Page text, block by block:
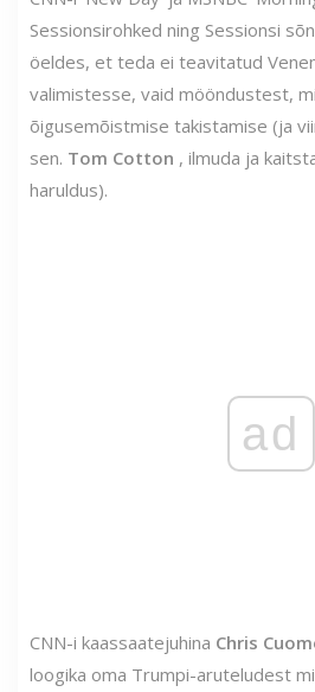
Sessionsirohked ning Sessionsi
öeldes, et teda ei teavitatud
valimistesse, vaid mööndustest,
õigusemõistmise takistamise (ja
sen. Tom Cotton , ilmuda ja
haruldus).
ad
CNN-i kaassaatejuhina Chris
loogika oma Trumpi-aruteludest